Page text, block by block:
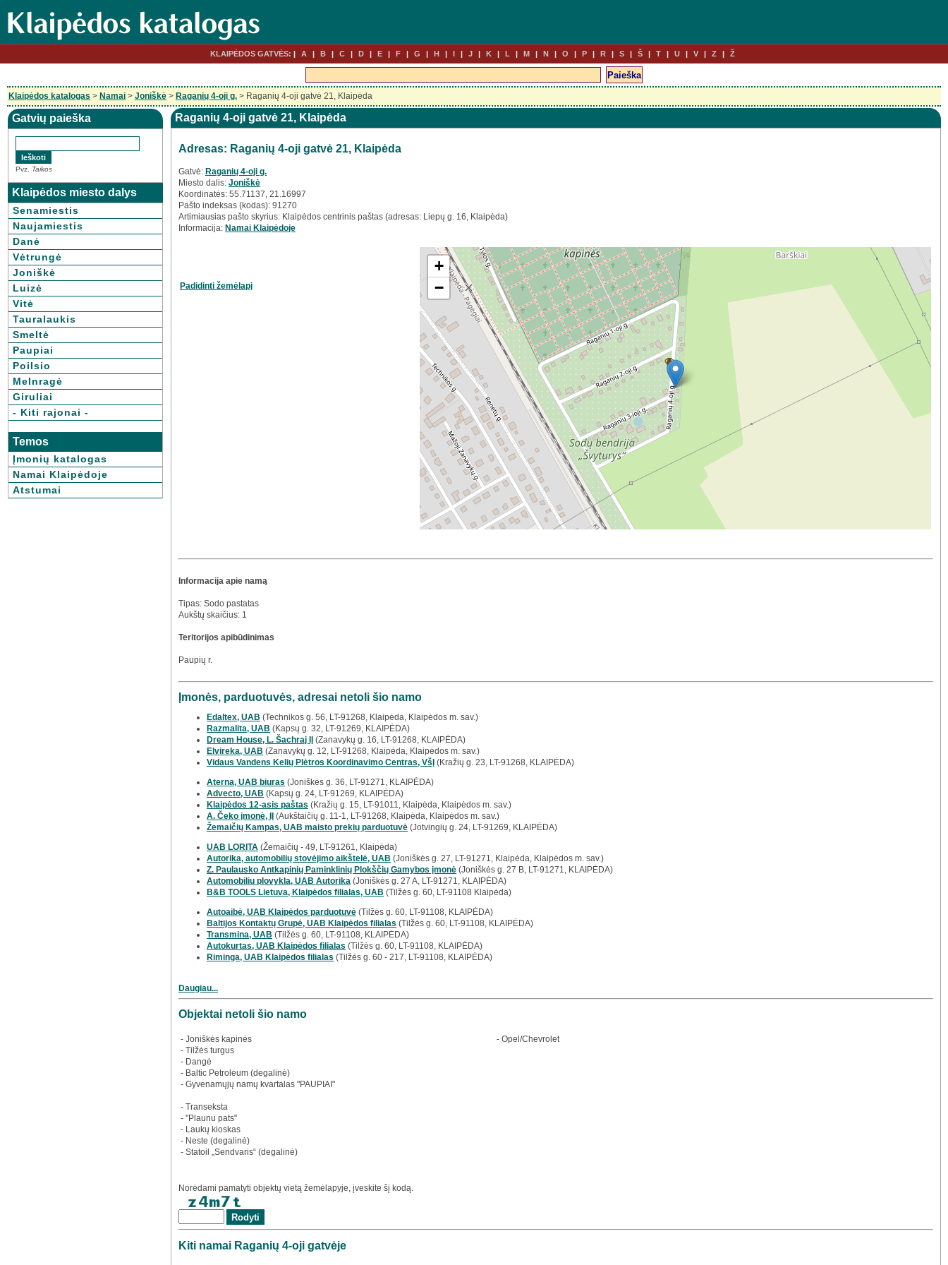
KLAIPĖDOS GATVĖS: A B C D E F G H I J K L M N O P R S Š T U V Z Ž
Klaipėdos katalogas > Namai > Joniškė > Raganių 4-oji g. > Raganių 4-oji gatvė 21, Klaipėda
Gatvių paieška
Pvz. Taikos
Klaipėdos miesto dalys
Senamiestis
Naujamiestis
Danė
Vėtrungė
Joniškė
Luizė
Vitė
Tauralaukis
Smeltė
Paupiai
Poilsio
Melnragė
Giruliai
- Kiti rajonai -
Temos
Įmonių katalogas
Namai Klaipėdoje
Atstumai
Raganių 4-oji gatvė 21, Klaipėda
Adresas: Raganių 4-oji gatvė 21, Klaipėda
Gatvė: Raganių 4-oji g.
Miesto dalis: Joniškė
Koordinatės: 55.71137, 21.16997
Pašto indeksas (kodas): 91270
Artimiausias pašto skyrius: Klaipėdos centrinis paštas (adresas: Liepų g. 16, Klaipėda)
Informacija: Namai Klaipėdoje
Padidinti žemėlapį
+
−
Informacija apie namą
Tipas: Sodo pastatas
Aukštų skaičius: 1
Teritorijos apibūdinimas
Paupių r.
Įmonės, parduotuvės, adresai netoli šio namo
Edaltex, UAB (Technikos g. 56, LT-91268, Klaipėda, Klaipėdos m. sav.)
Razmalita, UAB (Kapsų g. 32, LT-91269, KLAIPĖDA)
Dream House, L. Šachraj IĮ
(Zanavykų g. 16, LT-91268, KLAIPĖDA)
Elvireka, UAB (Zanavykų g. 12, LT-91268, Klaipėda, Klaipėdos m. sav.)
Vidaus Vandens Kelių Plėtros Koordinavimo Centras, VšĮ (Kražių g. 23, LT-91268, KLAIPĖDA)
Aterna, UAB biuras (Joniškės g. 36, LT-91271, KLAIPĖDA)
Advecto, UAB (Kapsų g. 24, LT-91269, KLAIPĖDA)
Klaipėdos 12-asis paštas (Kražių g. 15, LT-91011, Klaipėda, Klaipėdos m. sav.)
A. Čeko įmonė, IĮ
(Aukštaičių g. 11-1, LT-91268, Klaipėda, Klaipėdos m. sav.)
Žemaičių Kampas, UAB maisto prekių parduotuvė (Jotvingių g. 24, LT-91269, KLAIPĖDA)
UAB LORITA (Žemaičių - 49, LT-91261, Klaipėda)
Autorika, automobilių stovėjimo aikštelė, UAB (Joniškės g. 27, LT-91271, Klaipėda, Klaipėdos m. sav.)
Z. Paulausko Antkapinių Paminklinių Plokščių Gamybos įmonė (Joniškės g. 27 B, LT-91271, KLAIPĖDA)
Automobiliu plovykla, UAB Autorika (Joniškės g. 27 A, LT-91271, KLAIPĖDA)
B&B TOOLS Lietuva, Klaipėdos filialas, UAB (Tilžės g. 60, LT-91108 Klaipėda)
Autoaibė, UAB Klaipėdos parduotuvė (Tilžės g. 60, LT-91108, KLAIPĖDA)
Baltijos Kontaktų Grupė, UAB Klaipėdos filialas (Tilžės g. 60, LT-91108, KLAIPĖDA)
Transmina, UAB (Tilžės g. 60, LT-91108, KLAIPĖDA)
Autokurtas, UAB Klaipėdos filialas (Tilžės g. 60, LT-91108, KLAIPĖDA)
Riminga, UAB Klaipėdos filialas (Tilžės g. 60 - 217, LT-91108, KLAIPĖDA)
Daugiau...
Objektai netoli šio namo
- Joniškės kapinės
- Tilžės turgus
- Dangė
- Baltic Petroleum (degalinė)
- Gyvenamųjų namų kvartalas "PAUPIAI"
- Transeksta
- "Plaunu pats"
- Laukų kioskas
- Neste (degalinė)
- Statoil „Sendvaris“ (degalinė)
- Opel/Chevrolet
Norėdami pamatyti objektų vietą žemėlapyje, įveskite šį kodą.
Kiti namai Raganių 4-oji gatvėje